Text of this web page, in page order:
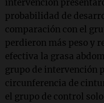
intervención
probabilidad de
comparación con el
perdieron más peso y
efectiva la grasa
grupo de intervención
circunferencia de
el grupo de control